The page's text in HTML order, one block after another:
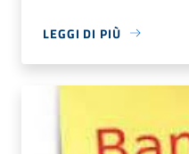
LEGGI DI PIÙ